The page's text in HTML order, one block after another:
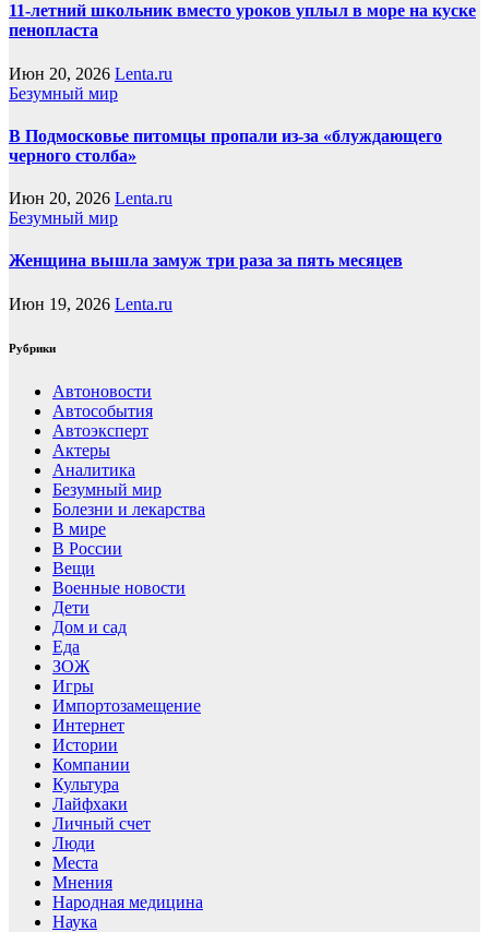
11-летний школьник вместо уроков уплыл в море на куске
пенопласта
Июн 20, 2026 Lenta.ru
Безумный мир
В Подмосковье питомцы пропали из-за «блуждающего
черного столба»
Июн 20, 2026 Lenta.ru
Безумный мир
Женщина вышла замуж три раза за пять месяцев
Июн 19, 2026 Lenta.ru
Рубрики
Автоновости
Автособытия
Автоэксперт
Актеры
Аналитика
Безумный мир
Болезни и лекарства
В мире
В России
Вещи
Военные новости
Дети
Дом и сад
Еда
ЗОЖ
Игры
Импортозамещение
Интернет
Истории
Компании
Культура
Лайфхаки
Личный счет
Люди
Места
Мнения
Народная медицина
Наука